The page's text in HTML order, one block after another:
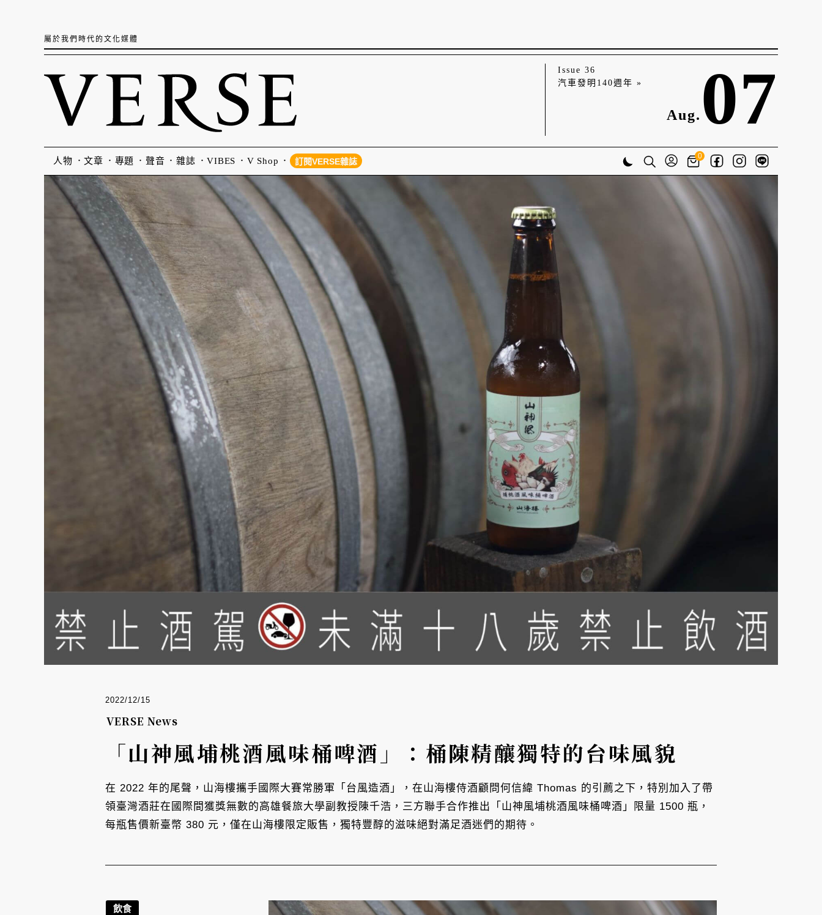
屬於我們時代的文化媒體
Issue 36
汽車發明140週年 »
Aug. 07
人物 文章 專題 聲音 雜誌 VIBES V Shop 訂閱VERSE雜誌
0
2022/12/15
VERSE News
「山神風埔桃酒風味桶啤酒」：桶陳精釀獨特的台味風貌
在 2022 年的尾聲，山海樓攜手國際大賽常勝軍「台風造酒」，在山海樓侍酒顧問何信緯 Thomas 的引薦之下，特別加入了帶
領臺灣酒莊在國際間獲獎無數的高雄餐旅大學副教授陳千浩，三方聯手合作推出「山神風埔桃酒風味桶啤酒」限量 1500 瓶，
每瓶售價新臺幣 380 元，僅在山海樓限定販售，獨特豐醇的滋味絕對滿足酒迷們的期待。
飲食